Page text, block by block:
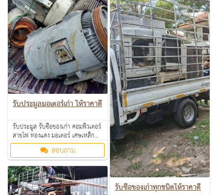
รับประมูลมอเตอร์เก่า ให้ราคาดี
รับประมูล รับซื้อของเก่า คอมพิวเตอร์
สายไฟ ทองแดง มอเตอร์ เศษเหล็ก
อลูมิเนียม คอมเพรสเซอร์ แอร์เก่า
ตามโรงงาน โรงแรม อพาร์ทเม้นท์ ให้
ราคาดี คุยง่าย จ่ายคล่อง รับซื้อเงินสด
ถึงที่ สนใจทักมาสอบถามหรือส่งรูป
มาสอบถามได้ค่ะ
สอบถาม
รับซื้อของเก่าทุกชนิดให้ราคาดี